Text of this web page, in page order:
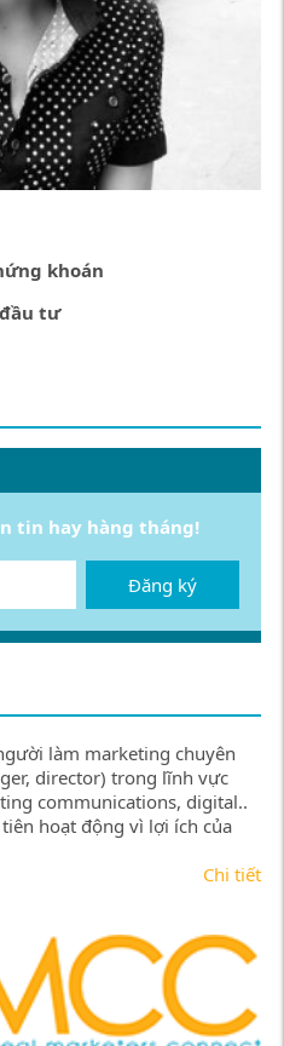
khoán
tư
tin hay hàng tháng!
Đăng ký
làm marketing chuyên
director) trong lĩnh vực
communications, digital..
hoạt động vì lợi ích của
Chi tiết